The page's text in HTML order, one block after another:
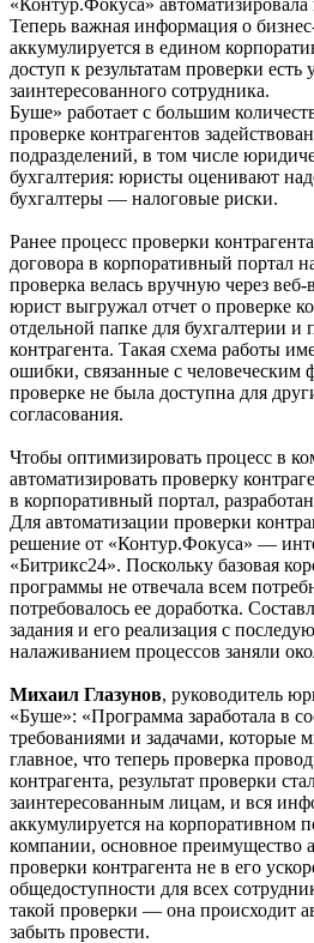
Теперь важная информация о
аккумулируется в едином
доступ к результатам проверки есть
заинтересованного сотрудника.
Буше» работает с большим
проверке контрагентов
подразделений, в том числе
бухгалтерия: юристы оценивают
бухгалтеры — налоговые риски.
Ранее процесс проверки
договора в корпоративный портал
проверка велась вручную через
юрист выгружал отчет о проверке
отдельной папке для бухгалтерии и
контрагента. Такая схема работы
ошибки, связанные с человеческим
проверке не была доступна для
согласования.
Чтобы оптимизировать процесс в
автоматизировать проверку
в корпоративный портал,
Для автоматизации проверки
решение от «Контур.Фокуса» —
«Битрикс24». Поскольку базовая
программы не отвечала всем
потребовалось ее доработка.
задания и его реализация с
налаживанием процессов заняли
Михаил Глазунов, руководитель
«Буше»: «Программа заработала в
требованиями и задачами, которые
главное, что теперь проверка
контрагента, результат проверки
заинтересованным лицам, и вся
аккумулируется на корпоративном
компании, основное преимущество
проверки контрагента не в его
общедоступности для всех
такой проверки — она происходит
забыть провести.